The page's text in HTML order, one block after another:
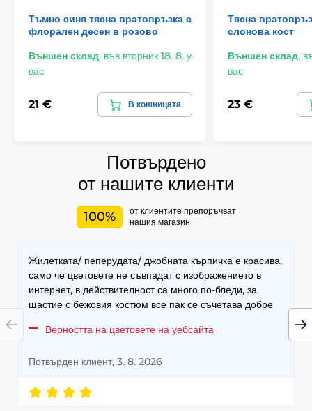
Тъмно синя тясна вратовръзка с
флорален десен в розово
Външен склад, във вторник 18. 8. у
вас
21 € В кошницата
Тясна
слонова кост
Външен склад,
вас
23 €
Потвърдено
от нашите клиенти
100%
от клиентите препоръчват
нашия магазин
Жилетката/ пеперудата/ джобната кърпичка е красива,
само че цветовете не съвпадат с изображението в
интернет, в действителност са много по-бледи, за
щастие с бежовия костюм все пак се съчетава добре
Верността на цветовете на уебсайта
Потвърден клиент, 3. 8. 2026